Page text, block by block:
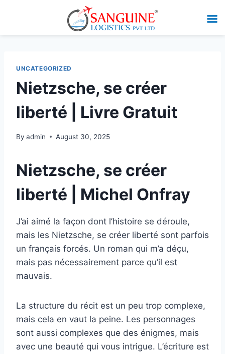
UNCATEGORIZED
Nietzsche, se créer
liberté | Livre Gratuit
By admin August 30, 2025
Nietzsche, se créer
liberté | Michel Onfray
J’ai aimé la façon dont l’histoire se déroule,
mais les Nietzsche, se créer liberté sont parfois
un français forcés. Un roman qui m’a déçu,
mais pas nécessairement parce qu’il est
mauvais.
La structure du récit est un peu trop complexe,
mais cela en vaut la peine. Les personnages
sont aussi complexes que des énigmes, mais
avec une beauté qui vous intrigue. L’écriture est